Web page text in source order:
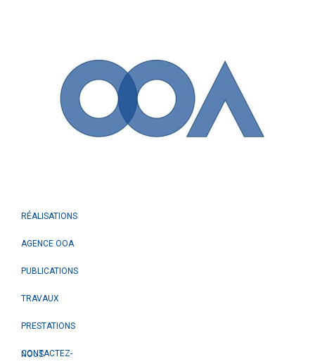
RÉALISATIONS
AGENCE OOA
PUBLICATIONS
TRAVAUX
PRESTATIONS
CONTACTEZ-NOUS